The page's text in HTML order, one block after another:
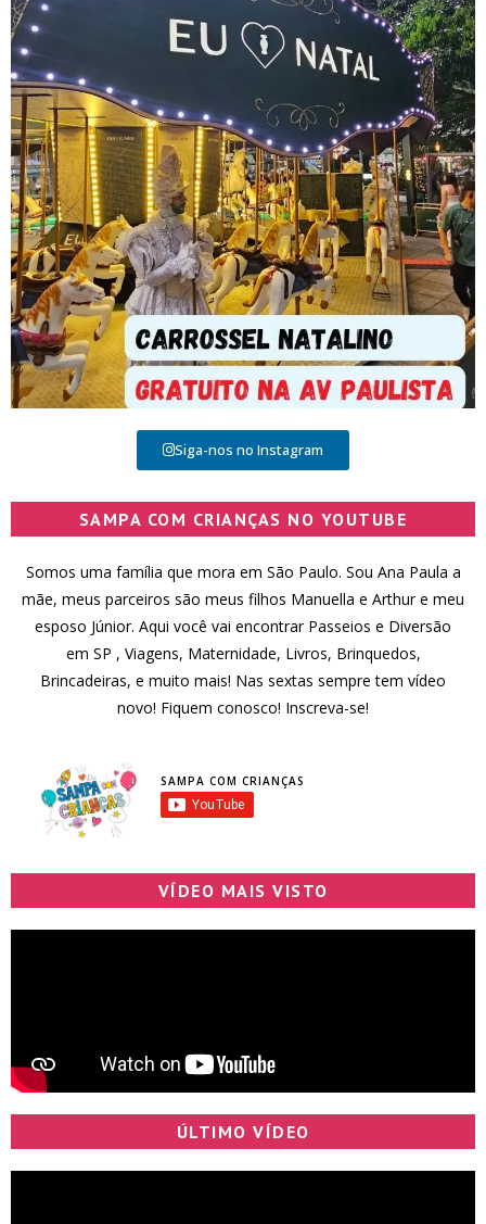
Siga-nos no Instagram
SAMPA COM CRIANÇAS NO YOUTUBE
Somos uma família que mora em São Paulo. Sou Ana Paula a
mãe, meus parceiros são meus filhos Manuella e Arthur e meu
esposo Júnior. Aqui você vai encontrar Passeios e Diversão
em SP , Viagens, Maternidade, Livros, Brinquedos,
Brincadeiras, e muito mais! Nas sextas sempre tem vídeo
novo! Fiquem conosco! Inscreva-se!
SAMPA COM CRIANÇAS
VÍDEO MAIS VISTO
ÚLTIMO VÍDEO